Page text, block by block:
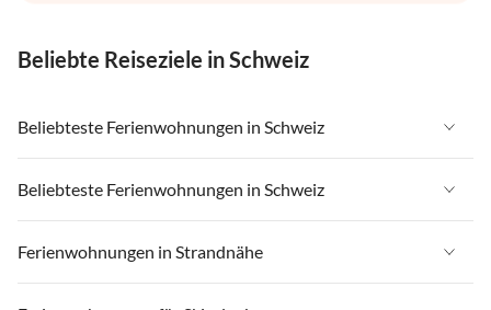
Beliebte Reiseziele in Schweiz
Beliebteste Ferienwohnungen in Schweiz
Ferienwohnungen in Schweiz
Ferienwohnungen in Wallis
Ferienwohnungen in Saas-Fee / Saastal
Beliebteste Ferienwohnungen in Schweiz
Ferienwohnungen in Schweiz
Ferienwohnungen in Wallis
Ferienwohnungen in Strandnähe